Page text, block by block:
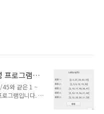
로그램
45와 같은 1 ~
그램입니다. 티
으로 분할 압